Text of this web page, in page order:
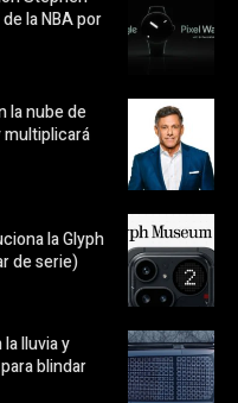
la NBA por
la nube de
multiplicará
la Glyph
de serie)
lluvia y
blindar